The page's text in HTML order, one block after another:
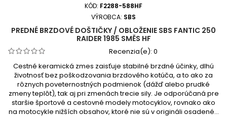
KÓD: F2288-588HF
VÝROBCA: SBS
PREDNÉ BRZDOVÉ DOŠTIČKY / OBLOŽENIE SBS FANTIC 250
RAIDER 1985 SMĚS HF
Recenzia(e): 0
Cestné keramická zmes zaisťuje stabilné brzdné účinky, dlhú
životnosť bez poškodzovania brzdového kotúča, a to ako za
rôznych poveternostných podmienok (dážď alebo prudké
zmeny teplôt), tak aj pri zmenách trecie sily. Je odporúčaná pre
staršie športové a cestovné modely motocyklov, rovnako ako
na motocykle nižších obsahov, ktoré nie sú v origináli osadené...